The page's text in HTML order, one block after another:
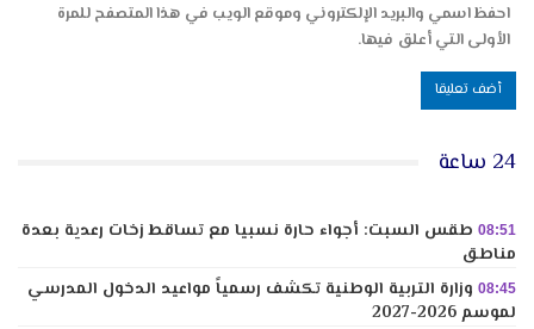
احفظ اسمي والبريد الإلكتروني وموقع الويب في هذا المتصفح للمرة
الأولى التي أعلق فيها.
24 ساعة
08:51 طقس السبت: أجواء حارة نسبيا مع تساقط زخات رعدية بعدة
مناطق
08:45 وزارة التربية الوطنية تكشف رسمياً مواعيد الدخول المدرسي
لموسم 2026-2027